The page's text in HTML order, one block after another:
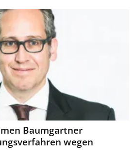
Baumgartner
wegen